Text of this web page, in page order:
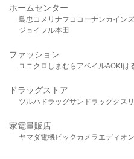
ホームセンター
島忠 コメリ ナフコ コーナンカインズ
ジョイフル本田
ファッション
ユニクロ しまむら アベイルAOKIは
ドラッグストア
ツルハドラッグサンドラッグクス
家電量販店
ヤマダ電機ビックカメラ エディオン